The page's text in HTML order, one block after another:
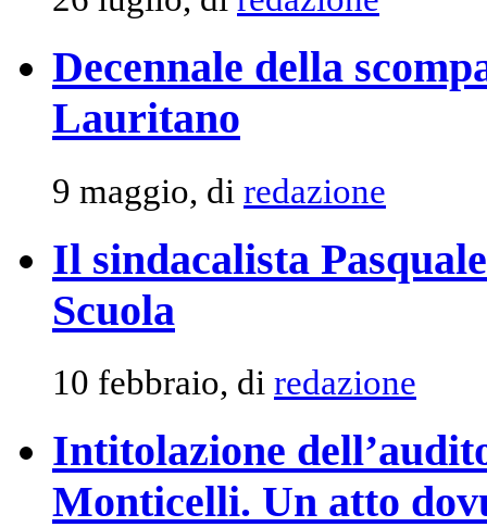
Decennale della
Lauritano
9 maggio, di redazione
Il sindacalista
Scuola
10 febbraio, di redazione
Intitolazione
Monticelli. Un atto